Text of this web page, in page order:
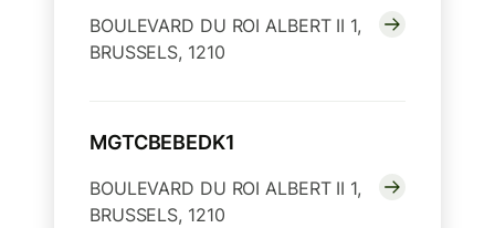
BOULEVARD DU ROI ALBERT II 1,
BRUSSELS, 1210
MGTCBEBEDK1
BOULEVARD DU ROI ALBERT II 1,
BRUSSELS, 1210